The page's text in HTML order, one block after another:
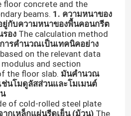
floor concrete and the
beams. 1. ความหนาของ
กับความหนาของพื้นคอนกรีต
รอง The calculation method
ารคำนวณเป็นเทคนิคอย่าง
on the relevant data
and section
the floor slab. มันคำนวณ
ช่นโมดูลัสส่วนและโมเมนต์
of cold-rolled steel plate
ากเหล็กแผ่นรีดเย็น (ม้วน) The